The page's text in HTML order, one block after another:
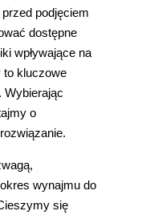
podjęciem
dostępne
wpływające na
to kluczowe
Wybierając
o
wynajmu do
się